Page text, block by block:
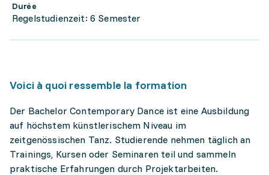
Durée
Regelstudienzeit: 6 Semester
Voici à quoi ressemble la formation
Der Bachelor Contemporary Dance ist eine Ausbildung
auf höchstem künstlerischem Niveau im
zeitgenössischen Tanz. Studierende nehmen täglich an
Trainings, Kursen oder Seminaren teil und sammeln
praktische Erfahrungen durch Projektarbeiten.